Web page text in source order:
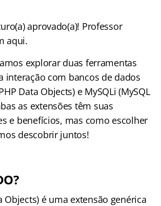
aprovado(a)! Professor
aqui.
explorar duas ferramentas
interação com bancos de dados
Data Objects) e MySQLi (MySQL
as extensões têm suas
e benefícios, mas como escolher
descobrir juntos!
Objects) é uma extensão genérica